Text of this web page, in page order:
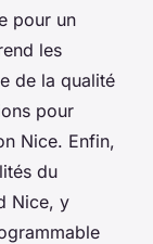
pour un
les
de la qualité
pour
Nice. Enfin,
du
Nice, y